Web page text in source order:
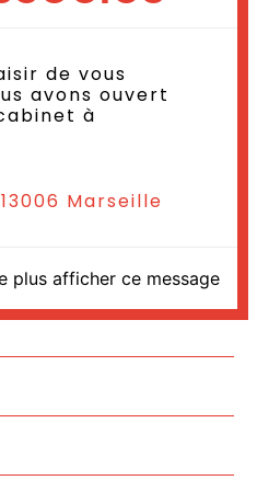
de vous
avons ouvert
à
Marseille
plus afficher ce message
nous